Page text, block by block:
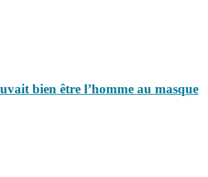
bien être l’homme au masque